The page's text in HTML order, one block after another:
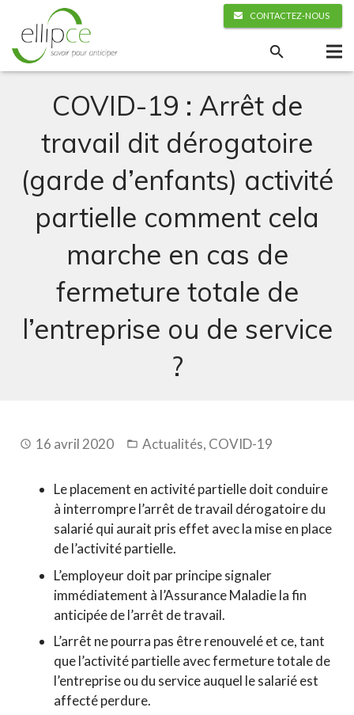
CONTACTEZ-NOUS
COVID-19 : Arrêt de
travail dit dérogatoire
(garde d’enfants) activité
partielle comment cela
marche en cas de
fermeture totale de
l’entreprise ou de service
?
16 avril 2020 Actualités, COVID-19
Le placement en activité partielle doit conduire
à interrompre l’arrêt de travail dérogatoire du
salarié qui aurait pris effet avec la mise en place
de l’activité partielle.
L’employeur doit par principe signaler
immédiatement à l’Assurance Maladie la fin
anticipée de l’arrêt de travail.
L’arrêt ne pourra pas être renouvelé et ce, tant
que l’activité partielle avec fermeture totale de
l’entreprise ou du service auquel le salarié est
affecté perdure.